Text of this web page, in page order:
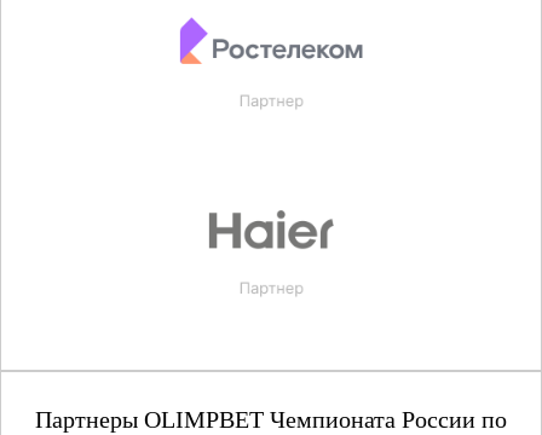
Партнеры OLIMPBET Чемпионата России по